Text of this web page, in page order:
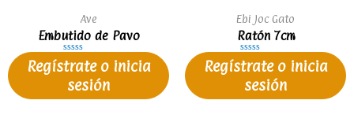
Ave
Embutido de Pavo
Valorado
en
de
Regístrate o inicia
sesión
Ebi Joc Gato
Ratón 7cm
Valorado
en
de
Regístrate o inicia
sesión